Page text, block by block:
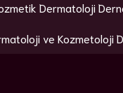
Dermatoloji
ve Kozmetoloji